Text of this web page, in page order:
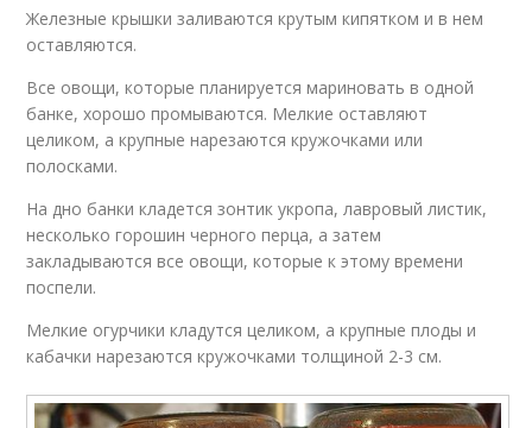
Железные крышки заливаются крутым кипятком и в нем
оставляются.
Все овощи, которые планируется мариновать в одной
банке, хорошо промываются. Мелкие оставляют
целиком, а крупные нарезаются кружочками или
полосками.
На дно банки кладется зонтик укропа, лавровый листик,
несколько горошин черного перца, а затем
закладываются все овощи, которые к этому времени
поспели.
Мелкие огурчики кладутся целиком, а крупные плоды и
кабачки нарезаются кружочками толщиной 2-3 см.